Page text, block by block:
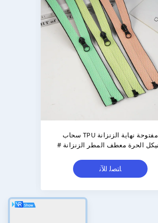
سحابات بلاستيكية أساسية مقاومة
للماء 5 بسحابات بلاستيكية مع سحّاب
ﺎﺘﺼﻟ ﺍﻶﻧ